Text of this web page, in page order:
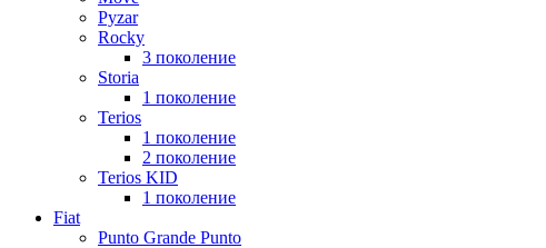
Pyzar
Rocky
3 поколение
Storia
1 поколение
Terios
1 поколение
2 поколение
Terios KID
1 поколение
Fiat
Punto Grande Punto